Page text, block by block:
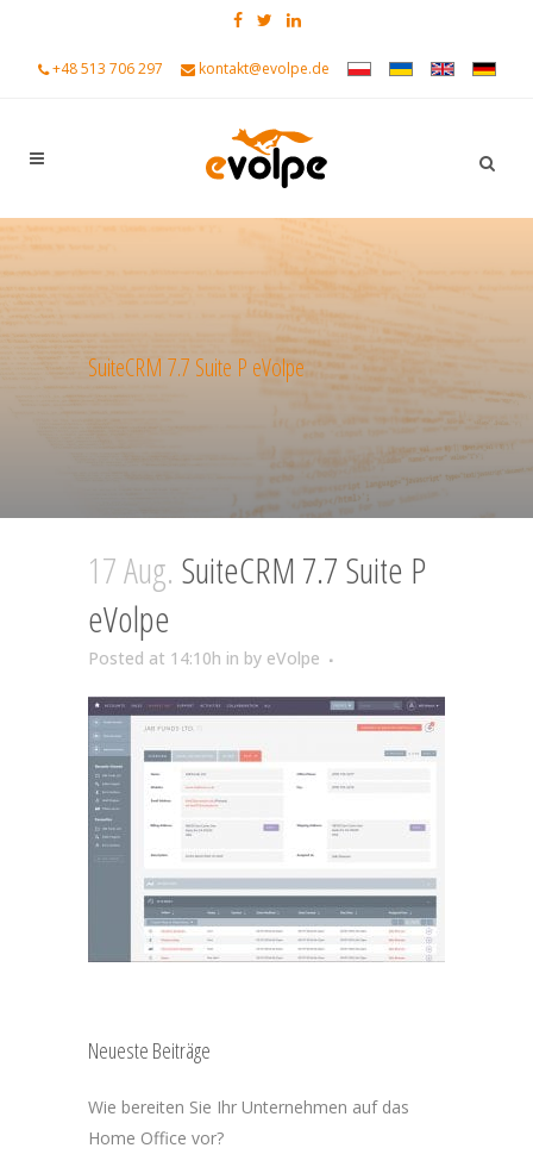
+48 513 706 297 kontakt@evolpe.de
SuiteCRM 7.7 Suite P eVolpe
17 Aug. SuiteCRM 7.7 Suite P
eVolpe
Posted at 14:10h in by eVolpe
Neueste Beiträge
Wie bereiten Sie Ihr Unternehmen auf das
Home Office vor?